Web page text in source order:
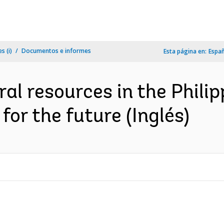
(i) Documentos e informes Esta página en:
resources in the
the future (Inglés)